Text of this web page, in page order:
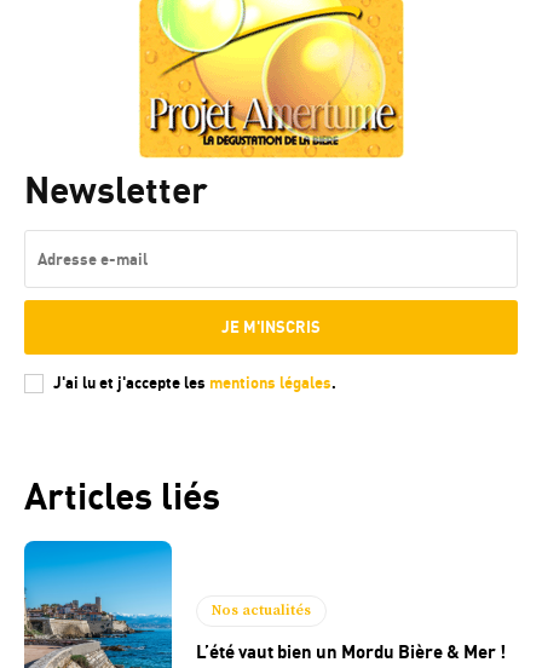
Newsletter
JE M'INSCRIS
J'ai lu et j'accepte les mentions légales.
Articles liés
Nos actualités
L’été vaut bien un Mordu Bière & Mer !